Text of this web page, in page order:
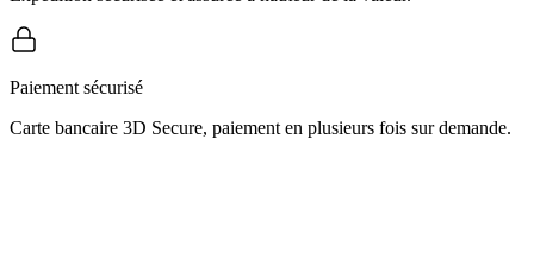
Paiement sécurisé
Carte bancaire 3D Secure, paiement en plusieurs fois sur demande.